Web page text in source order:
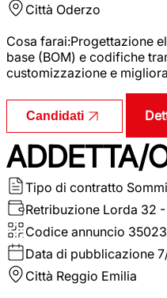
Città Oderzo
Cosa farai:Progettazione
base (BOM) e codifiche
customizzazione e
Candidati
ADDETTA/
Tipo di contratto
Retribuzione Lorda 32
Codice annuncio
Data di pubblicazione
Città Reggio Emilia